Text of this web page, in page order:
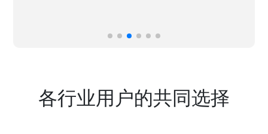
各行业用户的共同选择